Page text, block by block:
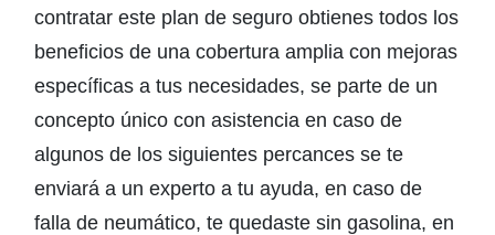
contratar este plan de seguro obtienes todos los
beneficios de una cobertura amplia con mejoras
específicas a tus necesidades, se parte de un
concepto único con asistencia en caso de
algunos de los siguientes percances se te
enviará a un experto a tu ayuda, en caso de
falla de neumático, te quedaste sin gasolina, en